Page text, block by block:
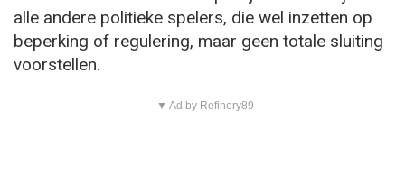
alle andere politieke spelers, die wel inzetten op
beperking of regulering, maar geen totale sluiting
voorstellen.
▼ Ad by Refinery89